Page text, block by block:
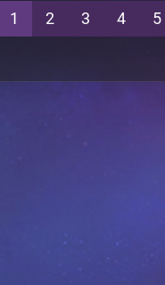
3 A12
1 2 3 4 5